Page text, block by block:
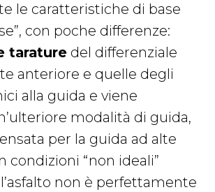
le caratteristiche di base
con poche differenze:
tarature del differenziale
anteriore e quelle degli
alla guida e viene
modalità di guida,
per la guida ad alte
condizioni “non ideali”
non è perfettamente